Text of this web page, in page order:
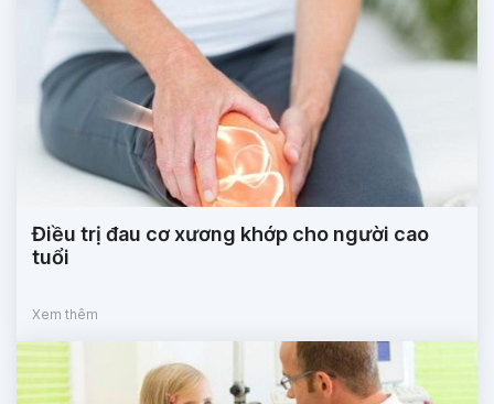
Điều trị đau cơ xương khớp cho người cao
tuổi
Xem thêm